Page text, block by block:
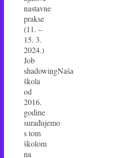
nastavne
prakse
(11. –
15. 3.
2024.)
Job
shadowingNaša
škola
od
2016.
godine
surađujemo
s tom
školom
na